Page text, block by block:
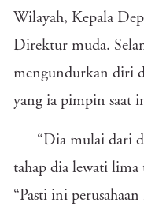
Wilayah, Kepala
Direktur muda.
mengundurkan diri
yang ia pimpin saat
“Dia mulai dari
tahap dia lewati lima
“Pasti ini